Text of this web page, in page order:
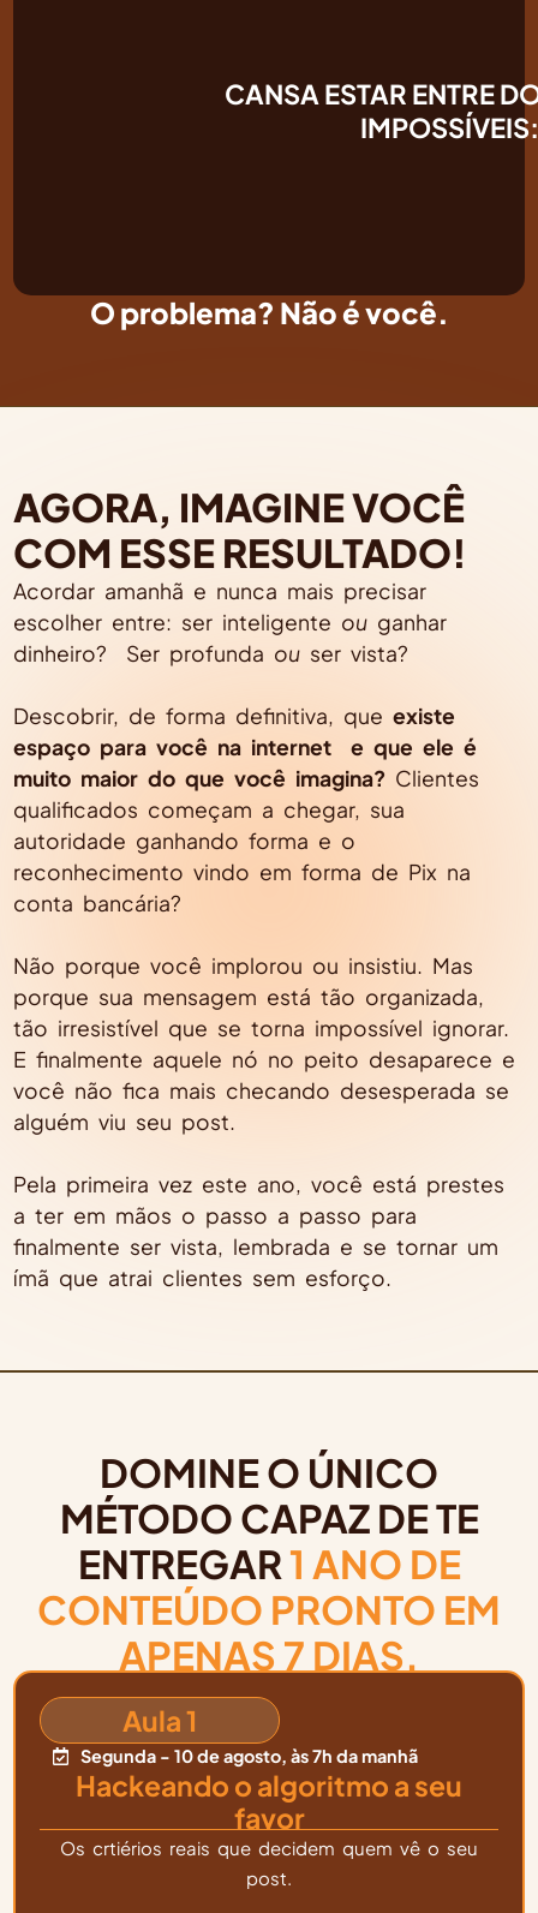
CANSA ESTAR ENTRE
IMPOSSÍVEIS:
O problema? Não é você.
AGORA, IMAGINE VOCÊ
COM ESSE RESULTADO!
Acordar amanhã e nunca mais precisar
escolher entre: ser inteligente ou ganhar
dinheiro? Ser profunda ou ser vista?
Descobrir, de forma definitiva, queexiste
espaço para você na internet e que ele é
muito maior do que você imagina? Clientes
qualificados começam a chegar, sua
autoridade ganhando forma e o
reconhecimento vindo em forma de Pix na
conta bancária?
Não porque você implorou ou insistiu. Mas
porque sua mensagem está tão organizada,
tão irresistível que se torna impossível ignorar.
E finalmente aquele nó no peito desaparece e
você não fica mais checando desesperada se
alguém viu seu post.
Pela primeira vez este ano, você está prestes
a ter em mãos o passo a passo para
finalmente ser vista, lembrada e se tornar um
ímã que atrai clientes sem esforço.
DOMINE O ÚNICO
MÉTODO CAPAZ DE TE
ENTREGAR 1 ANO DE
CONTEÚDO PRONTO EM
APENAS 7 DIAS.
Aula 1
Segunda - 10 de agosto, às 7h da manhã
Hackeando o algoritmo a seu
favor
Os crtiérios reais que decidem quem vê o seu
post.